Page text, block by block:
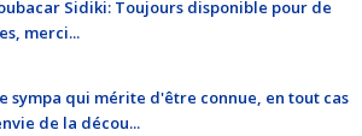
Sidiki: Toujours disponible pour de
merci...
sympa qui mérite d'être connue, en tout cas
de la décou...